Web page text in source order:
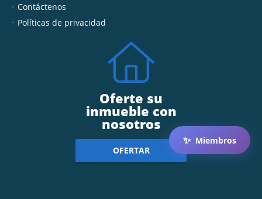
✨ Miembros
Contáctenos
Políticas de privacidad
Oferte su
inmueble con
nosotros
OFERTAR